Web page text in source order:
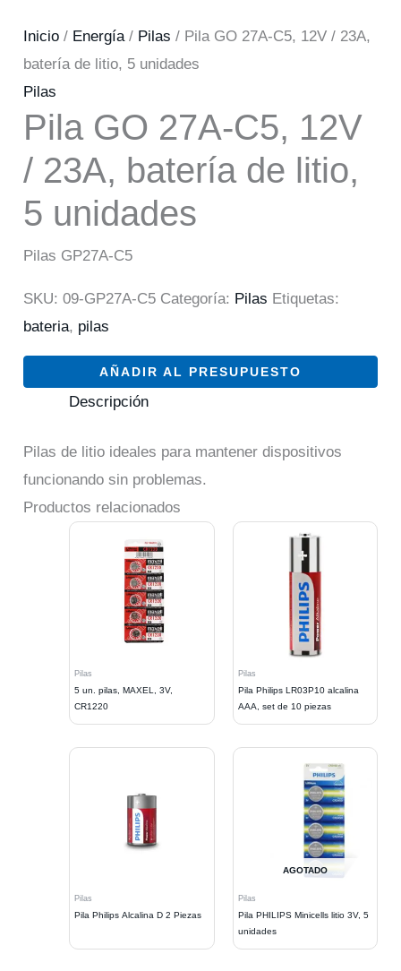
Inicio / Energía/ Pilas / Pila GO 27A-C5, 12V / 23A,
batería de litio, 5 unidades
Pilas
Pila GO 27A-C5, 12V
/ 23A, batería de litio,
5 unidades
Pilas GP27A-C5
SKU:09-GP27A-C5 Categoría: Pilas Etiquetas:
bateria, pilas
AÑADIR AL PRESUPUESTO
Descripción
Pilas de litio ideales para mantener dispositivos
funcionando sin problemas.
Productos relacionados
Pilas
5 un. pilas, MAXEL, 3V,
CR1220
Pilas
Pila Philips LR03P10 alcalina
AAA, set de 10 piezas
Pilas
Pila Philips Alcalina D 2 Piezas
AGOTADO
Pilas
Pila PHILIPS Minicells litio 3V, 5
unidades